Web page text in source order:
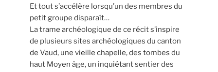
Et tout s’accélère lorsqu’un des membres du
petit groupe disparaît…
La trame archéologique de ce récit s’inspire
de plusieurs sites archéologiques du canton
de Vaud, une vieille chapelle, des tombes du
haut Moyen âge, un inquiétant sentier des